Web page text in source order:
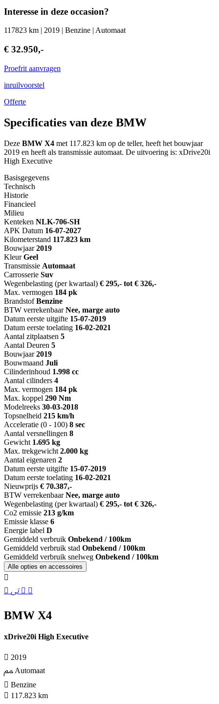
Interesse in deze occasion?
117823 km | 2019 | Benzine | Automaat
€ 32.950,-
Proefrit aanvragen
inruilvoorstel
Offerte
Specificaties van deze BMW
Deze BMW X4 met 117.823 km op de teller, heeft het bouwjaar
2019 en heeft als transmissie automaat. De uitvoering is: xDrive20i
High Executive
Basisgegevens
Technisch
Historie
Financieel
Milieu
Kenteken NLK-706-SH
APK Datum 16-07-2027
Kilometerstand 117.823 km
Bouwjaar 2019
Kleur Geel
Transmissie Automaat
Carrosserie Suv
Wegenbelasting (per kwartaal) € 295,- tot € 326,-
Max. vermogen 184 pk
Brandstof Benzine
BTW verrekenbaar Nee, marge auto
Datum eerste uitgifte 15-07-2019
Datum eerste toelating 16-02-2021
Aantal zitplaatsen 5
Aantal Deuren 5
Bouwjaar 2019
Bouwmaand Juli
Cilinderinhoud 1.998 cc
Aantal cilinders 4
Max. vermogen 184 pk
Max. koppel 290 Nm
Modelreeks 30-03-2018
Topsnelheid 215 km/h
Acceleratie (0 - 100) 8 sec
Aantal versnellingen 8
Gewicht 1.695 kg
Max. trekgewicht 2.000 kg
Aantal eigenaren 2
Datum eerste uitgifte 15-07-2019
Datum eerste toelating 16-02-2021
Nieuwprijs € 70.387,-
BTW verrekenbaar Nee, marge auto
Wegenbelasting (per kwartaal) € 295,- tot € 326,-
Co2 emissie 213 g/km
Emissie klasse 6
Energie label D
Gemiddeld verbruik Onbekend / 100km
Gemiddeld verbruik stad Onbekend / 100km
Gemiddeld verbruik snelweg Onbekend / 100km
Alle opties en accessoires
BMW X4
xDrive20i High Executive
2019
Automaat
Benzine
117.823 km